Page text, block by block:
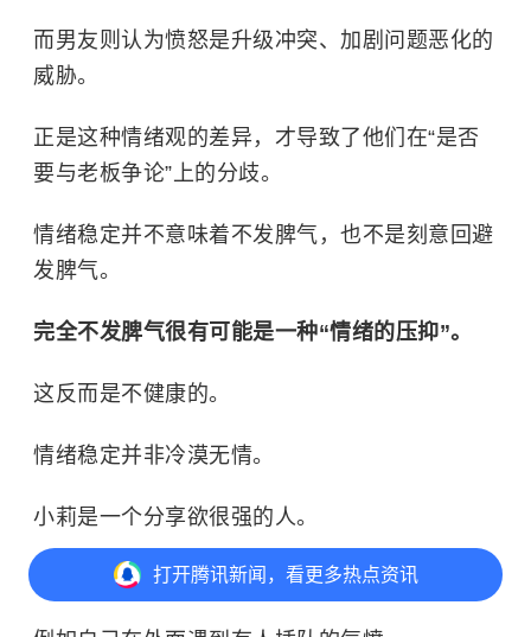
而男友则认为愤怒是升级冲突、加剧问题恶化的
威胁。
正是这种情绪观的差异，才导致了他们在“是否
要与老板争论”上的分歧。
情绪稳定并不意味着不发脾气，也不是刻意回避
发脾气。
完全不发脾气很有可能是一种“情绪的压抑”。
这反而是不健康的。
情绪稳定并非冷漠无情。
小莉是一个分享欲很强的人。
会把各种事情分享给男友。
打开腾讯新闻，看更多热点资讯